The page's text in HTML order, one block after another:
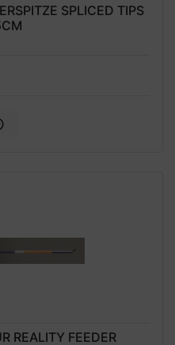
SPLICED TIPS
REALITY FEEDER